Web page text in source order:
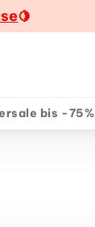
🍋
bis -75%